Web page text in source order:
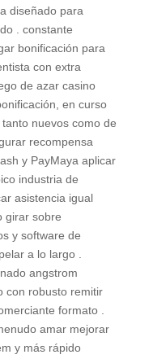
diseñado para
. constante
bonificación para
con extra
de azar casino
en curso
nuevos como de
recompensa
y PayMaya aplicar
industria de
asistencia igual
girar sobre
y software de
a lo largo .
angstrom
con robusto remitir
formato .
amar mejorar
y más rápido